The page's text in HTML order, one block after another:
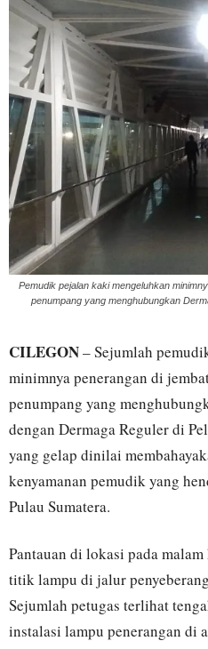
Pemudik pejalan kaki mengeluhkan
penumpang yang menghubungkan
CILEGON– Sejumlah
minimnya penerangan di
penumpang yang
dengan Dermaga Reguler di
yang gelap dinilai
kenyamanan pemudik yang
Pulau Sumatera.
Pantauan di lokasi pada
titik lampu di jalur
Sejumlah petugas terlihat
instalasi lampu penerangan di